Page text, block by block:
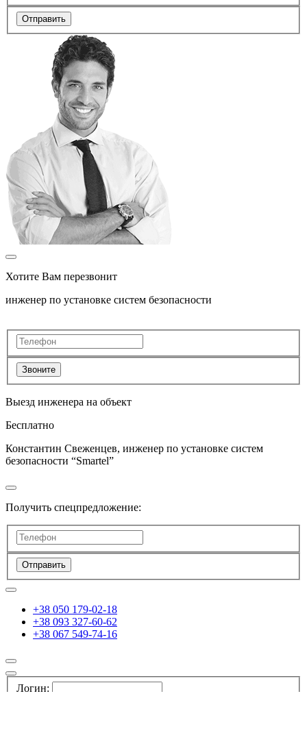
Отправить
Хотите Вам перезвонит
инженер по установке систем безопасности
Звоните
Выезд инженера на объект
Бесплатно
Константин Свеженцев, инженер по установке систем
безопасности “Smartel”
Получить спецпредложение:
Отправить
+38 050 179-02-18
+38 093 327-60-62
+38 067 549-74-16
Логин: